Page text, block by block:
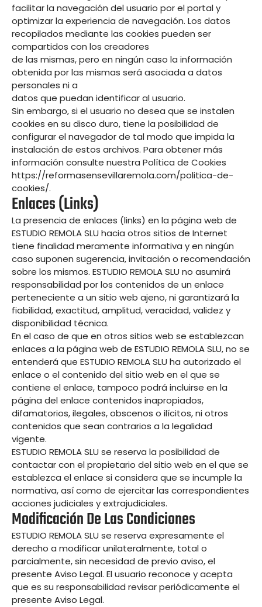
facilitar la navegación del usuario por el portal y
optimizar la experiencia de navegación. Los datos
recopilados mediante las cookies pueden ser
compartidos con los creadores
de las mismas, pero en ningún caso la información
obtenida por las mismas será asociada a datos
personales ni a
datos que puedan identificar al usuario.
Sin embargo, si el usuario no desea que se instalen
cookies en su disco duro, tiene la posibilidad de
configurar el navegador de tal modo que impida la
instalación de estos archivos. Para obtener más
información consulte nuestra Política de Cookies
https://reformasensevillaremola.com/politica-de-
cookies/.
Enlaces (links)
La presencia de enlaces (links) en la página web de
ESTUDIO REMOLA SLU hacia otros sitios de Internet
tiene finalidad meramente informativa y en ningún
caso suponen sugerencia, invitación o recomendación
sobre los mismos. ESTUDIO REMOLA SLU no asumirá
responsabilidad por los contenidos de un enlace
perteneciente a un sitio web ajeno, ni garantizará la
fiabilidad, exactitud, amplitud, veracidad, validez y
disponibilidad técnica.
En el caso de que en otros sitios web se establezcan
enlaces a la página web de ESTUDIO REMOLA SLU, no se
entenderá que ESTUDIO REMOLA SLU ha autorizado el
enlace o el contenido del sitio web en el que se
contiene el enlace, tampoco podrá incluirse en la
página del enlace contenidos inapropiados,
difamatorios, ilegales, obscenos o ilícitos, ni otros
contenidos que sean contrarios a la legalidad
vigente.
ESTUDIO REMOLA SLU se reserva la posibilidad de
contactar con el propietario del sitio web en el que se
establezca el enlace si considera que se incumple la
normativa, así como de ejercitar las correspondientes
acciones judiciales y extrajudiciales.
Modificación De Las Condiciones
ESTUDIO REMOLA SLU se reserva expresamente el
derecho a modificar unilateralmente, total o
parcialmente, sin necesidad de previo aviso, el
presente Aviso Legal. El usuario reconoce y acepta
que es su responsabilidad revisar periódicamente el
presente Aviso Legal.